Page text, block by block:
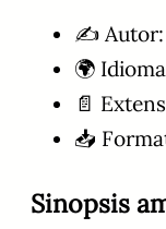
✍️ Autor:
🌍
📄
📥
Sinopsis